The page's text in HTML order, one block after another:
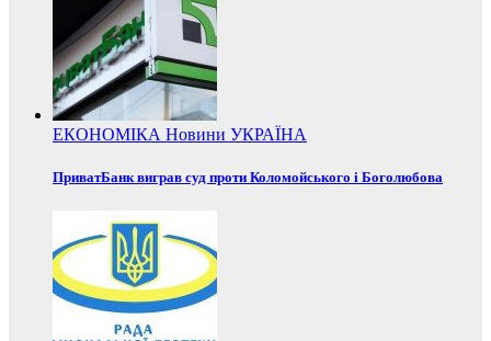
ЕКОНОМІКА Новини УКРАЇНА
ПриватБанк виграв суд проти Коломойського і Боголюбова